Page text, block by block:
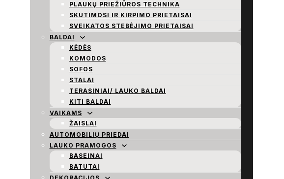
PLAUKŲ PRIEŽIŪROS TECHNIKA
SKUTIMOSI IR KIRPIMO PRIETAISAI
SVEIKATOS STEBĖJIMO PRIETAISAI
BALDAI
KĖDĖS
KOMODOS
SOFOS
STALAI
TERASINIAI/ LAUKO BALDAI
KITI BALDAI
VAIKAMS
ŽAISLAI
AUTOMOBILIŲ PRIEDAI
LAUKO PRAMOGOS
BASEINAI
BATUTAI